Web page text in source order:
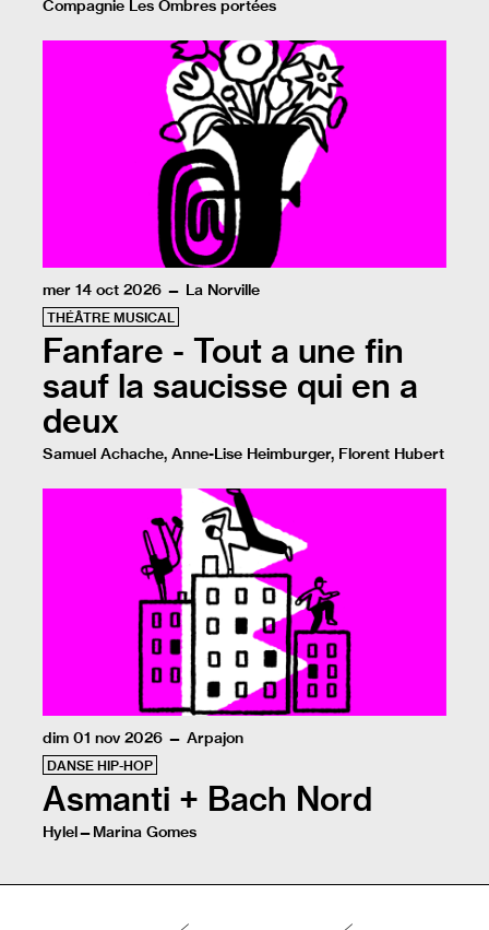
Compagnie Les Ombres portées
mer 14 oct 2026 — La Norville
THÉÂTRE MUSICAL
Fanfare - Tout a une fin
sauf la saucisse qui en a
deux
Samuel Achache, Anne-Lise Heimburger, Florent Hubert
Pour faire vibrer l’oxymore de la vie et de la mort
dim 01 nov 2026 — Arpajon
DANSE HIP-HOP
Asmanti + Bach Nord
Hylel—Marina Gomes